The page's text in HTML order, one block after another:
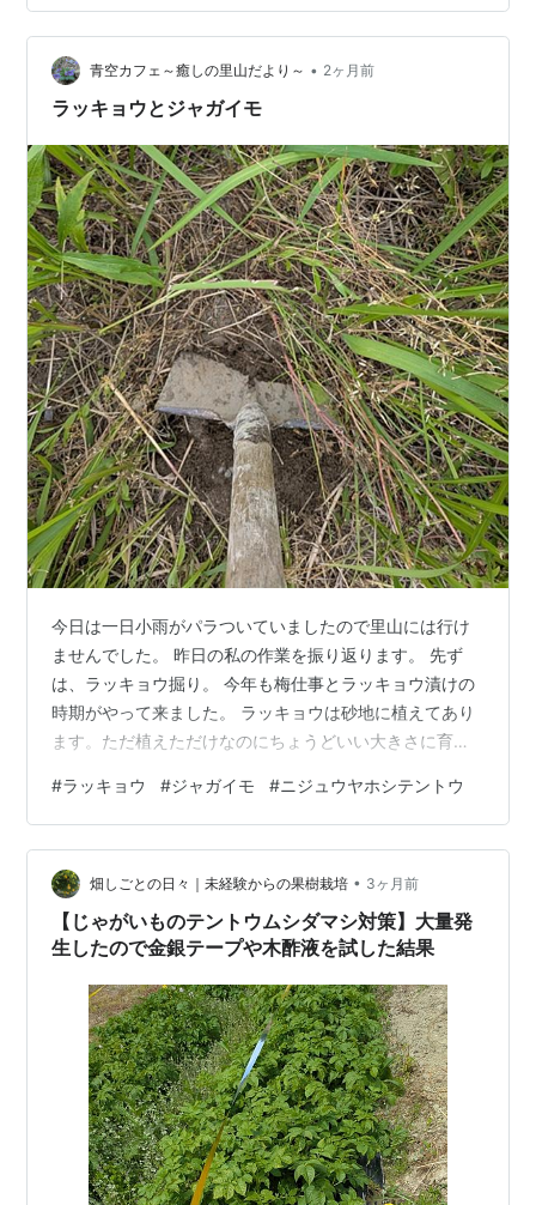
ちで試みた記録です。 孵化直前の兆候は比較的わかりや
すいです。卵殻に横方向のしわが見えかけます。これは
表面が波打っているからです。併せて頂部付近に茶色っ
ぽい斑点が複数現れます。それらは眼と大顎です。こう
青空カフェ～癒しの里山だより～ • 2ヶ月前
ラッキョウとジャガイモ
今日は一日小雨がパラついていましたので里山には行け
ませんでした。 昨日の私の作業を振り返ります。 先ず
は、ラッキョウ掘り。 今年も梅仕事とラッキョウ漬けの
時期がやって来ました。 ラッキョウは砂地に植えてあり
ます。ただ植えただけなのにちょうどいい大きさに育っ
たのでススキと一緒に育っていたのですから。 ラッキョ
ウの葉はすぐにわかりますのでスコップで持ち上げて取
っていきます。 たくさん掘れましたよ。 葉と根を取って
きれいにするのは大変ですが、一年中美味しくて体にい
いラッキョウ漬けを食べるためには毎年欠かせない作業
ですね。 ジャガイモも掘りました。 ２…
#ラッキョウ #ジャガイモ #ニジュウヤホシテントウ
畑しごとの日々｜未経験からの果樹栽培 • 3ヶ月前
【じゃがいものテントウムシダマシ対策】大量発
生したので金銀テープや木酢液を試した結果